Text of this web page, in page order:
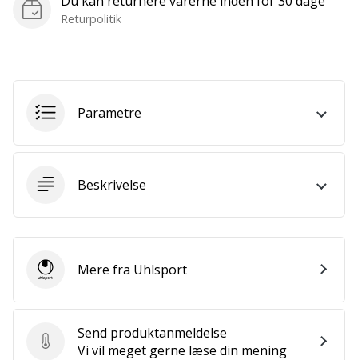
en
Vis alle
artikler
Returpolitik
Parametre
Beskrivelse
Send produktanmeldelse
Send produktanmeldelse
Vi vil meget gerne læse din mening
UhlsportMere fra Uhlsport